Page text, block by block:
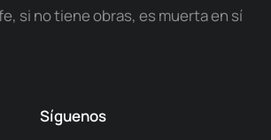
si no tiene obras, es muerta en sí
Síguenos